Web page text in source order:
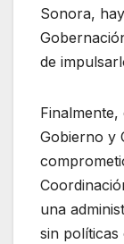
Sonora,
de
Gobierno y
una
sin políticas